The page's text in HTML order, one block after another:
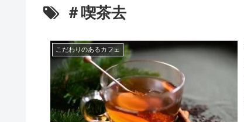
＃喫茶去
こだわりのあるカフェ